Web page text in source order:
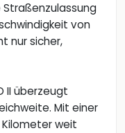
von
nur sicher,
II überzeugt
Mit einer
Kilometer weit